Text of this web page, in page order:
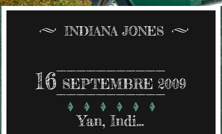
INDIANA JONES
16 SEPTEMBRE 2009
Yan, Indi...